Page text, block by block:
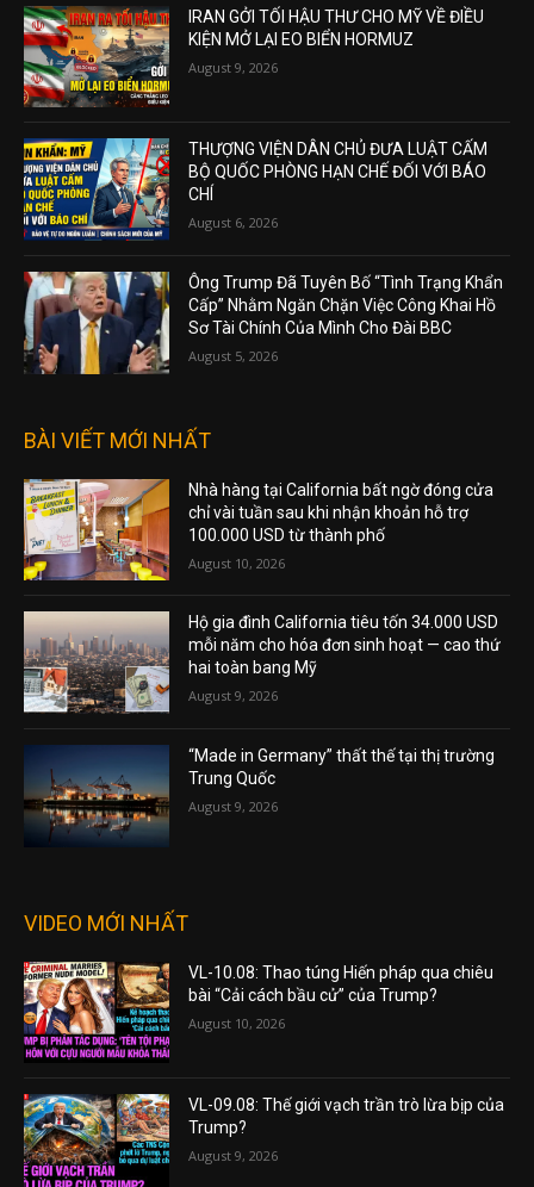
IRAN GỞI TỐI HẬU THƯ CHO MỸ VỀ ĐIỀU
KIỆN MỞ LẠI EO BIỂN HORMUZ
August 9, 2026
THƯỢNG VIỆN DÂN CHỦ ĐƯA LUẬT CẤM
BỘ QUỐC PHÒNG HẠN CHẾ ĐỐI VỚI BÁO
CHÍ
August 6, 2026
Ông Trump Đã Tuyên Bố “Tình Trạng Khẩn
Cấp” Nhằm Ngăn Chặn Việc Công Khai Hồ
Sơ Tài Chính Của Mình Cho Đài BBC
August 5, 2026
BÀI VIẾT MỚI NHẤT
Nhà hàng tại California bất ngờ đóng cửa
chỉ vài tuần sau khi nhận khoản hỗ trợ
100.000 USD từ thành phố
August 10, 2026
Hộ gia đình California tiêu tốn 34.000 USD
mỗi năm cho hóa đơn sinh hoạt — cao thứ
hai toàn bang Mỹ
August 9, 2026
“Made in Germany” thất thế tại thị trường
Trung Quốc
August 9, 2026
VIDEO MỚI NHẤT
VL-10.08: Thao túng Hiến pháp qua chiêu
bài “Cải cách bầu cử” của Trump?
August 10, 2026
VL-09.08: Thế giới vạch trần trò lừa bịp của
Trump?
August 9, 2026